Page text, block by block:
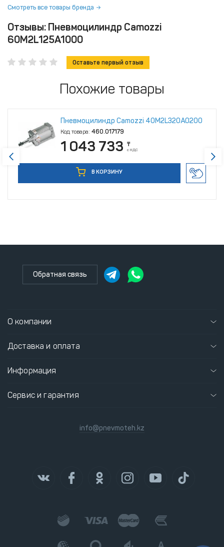
Смотреть все товары бренда
Отзывы: Пневмоцилиндр Camozzi
60M2L125A1000
Оставьте первый отзыв
Похожие товары
Пневмоцилиндр Camozzi 40M2L320A0200
Код товара: 460.017179
1 043 733 ₸
с НДС
В КОРЗИНУ
Обратная связь
О компании
Доставка и оплата
Информация
Сервис и гарантия
info@pnevmoteh.kz